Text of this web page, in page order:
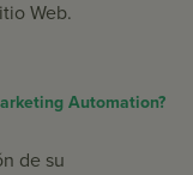
Web.
Automation?
de su